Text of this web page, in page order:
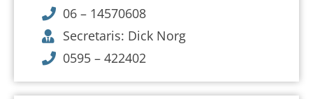
06 – 14570608
Secretaris: Dick Norg
0595 – 422402